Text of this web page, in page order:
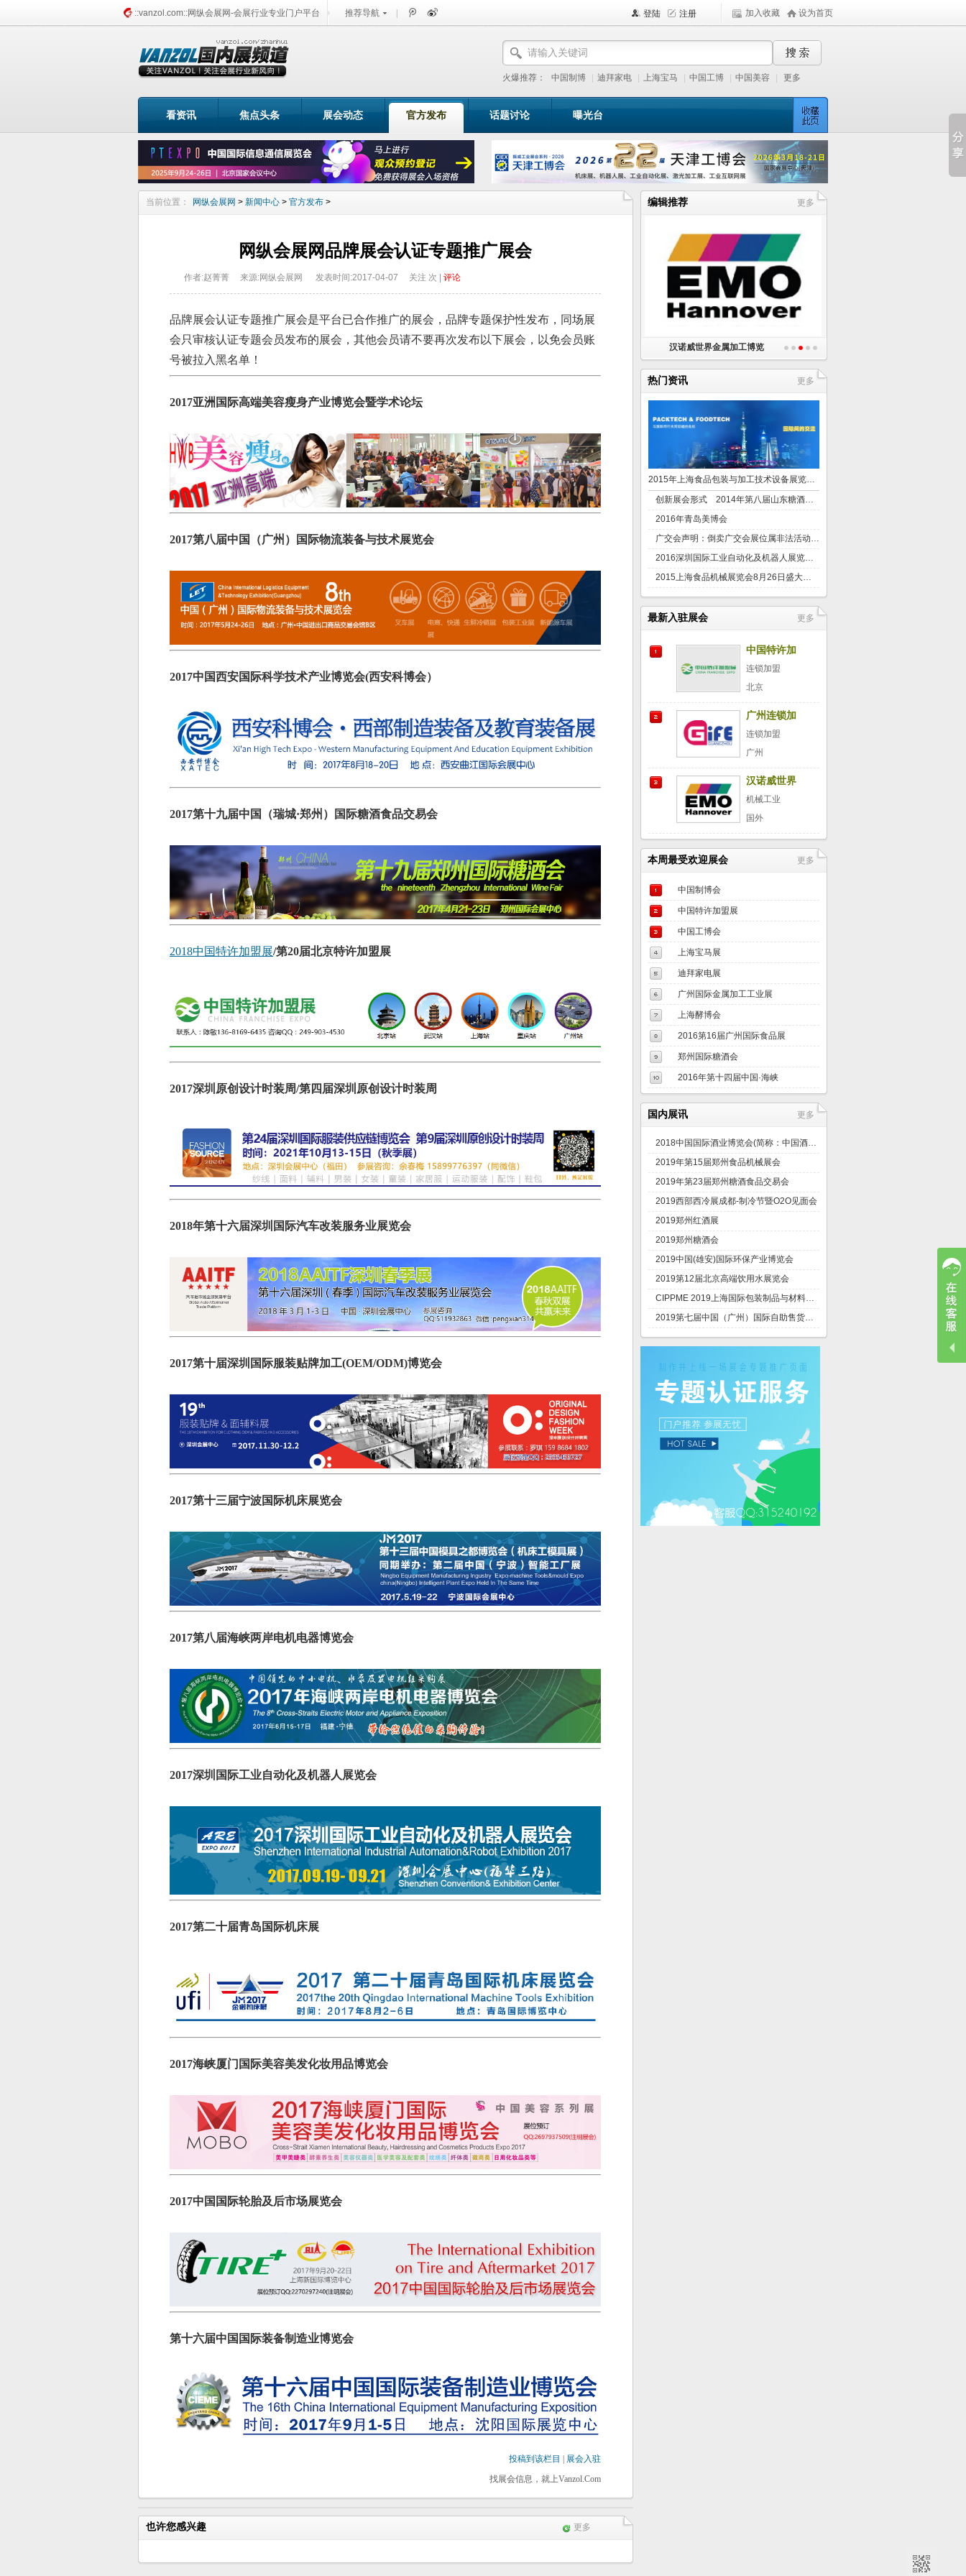
::vanzol.com::网纵会展网-会展行业专业门户平台 推荐导航 加入收藏 设为首页
火爆推荐： 中国制博 迪拜家电 上海宝马 中国工博 中国美容 更多
看资讯 焦点头条 展会动态 官方发布 话题讨论 曝光台
当前位置： 网纵会展网 > 新闻中心 > 官方发布 >
网纵会展网品牌展会认证专题推广展会
作者:赵菁菁 来源:网纵会展网 发表时间:2017-04-07 关注 次 | 评论
品牌展会认证专题推广展会是平台已合作推广的展会，品牌专题保护性发布，同场展
会只审核认证专题会员发布的展会，其他会员请不要再次发布以下展会，以免会员账
号被拉入黑名单！
2017亚洲国际高端美容瘦身产业博览会暨学术论坛
2017第八届中国（广州）国际物流装备与技术展览会
2017中国西安国际科学技术产业博览会(西安科博会）
2017第十九届中国（瑞城·郑州）国际糖酒食品交易会
2018中国特许加盟展/第20届北京特许加盟展
2017深圳原创设计时装周/第四届深圳原创设计时装周
2018年第十六届深圳国际汽车改装服务业展览会
2017第十届深圳国际服装贴牌加工(OEM/ODM)博览会
2017第十三届宁波国际机床展览会
2017第八届海峡两岸电机电器博览会
2017深圳国际工业自动化及机器人展览会
2017第二十届青岛国际机床展
2017海峡厦门国际美容美发化妆用品博览会
2017中国国际轮胎及后市场展览会
第十六届中国国际装备制造业博览会
投稿到该栏目
展会入驻
找展会信息，就上Vanzol.Com
也许您感兴趣 更多
编辑推荐 更多
汉诺威世界金属加工博览
热门资讯 更多
2015年上海食品包装与加工技术设备展览会10月举办
创新展会形式 2014年第八届山东糖酒会下月举行
2016年青岛美博会
广交会声明：倒卖广交会展位属非法活动，灰色地带一直都在
2016深圳国际工业自动化及机器人展览会将于12月开幕
2015上海食品机械展览会8月26日盛大开幕
最新入驻展会 更多
中国特许加
盟展
连锁加盟
北京
广州连锁加
盟展
连锁加盟
广州
汉诺威世界
金属加工博
览会
机械工业
国外
本周最受欢迎展会 更多
中国制博会
中国特许加盟展
中国工博会
上海宝马展
迪拜家电展
广州国际金属加工工业展
上海酵博会
2016第16届广州国际食品展
郑州国际糖酒会
2016年第十四届中国·海峡
国内展讯 更多
2018中国国际酒业博览会(简称：中国酒博会)
2019年第15届郑州食品机械展会
2019年第23届郑州糖酒食品交易会
2019西部西冷展成都-制冷节暨O2O见面会
2019郑州红酒展
2019郑州糖酒会
2019中国(雄安)国际环保产业博览会
2019第12届北京高端饮用水展览会
CIPPME 2019上海国际包装制品与材料展览会
2019第七届中国（广州）国际自助售货机展